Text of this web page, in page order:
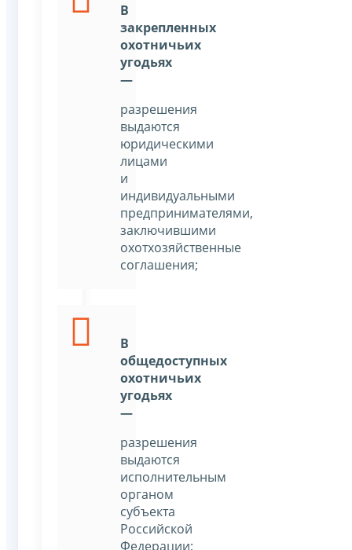
В
закрепленных
охотничьих
угодьях
—
разрешения
выдаются
юридическими
лицами
и
индивидуальными
предпринимателями,
заключившими
охотхозяйственные
соглашения;
В
общедоступных
охотничьих
угодьях
—
разрешения
выдаются
исполнительным
органом
субъекта
Российской
Федерации;